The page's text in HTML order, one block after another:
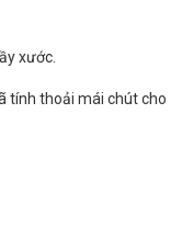
xước.
tính thoải mái chút cho